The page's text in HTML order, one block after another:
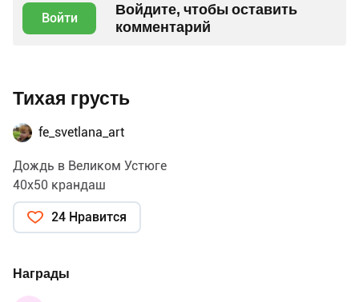
Войти
Войдите, чтобы оставить
комментарий
Тихая грусть
fe_svetlana_art
Дождь в Великом Устюге
40х50 крандаш
24 Нравится
Награды